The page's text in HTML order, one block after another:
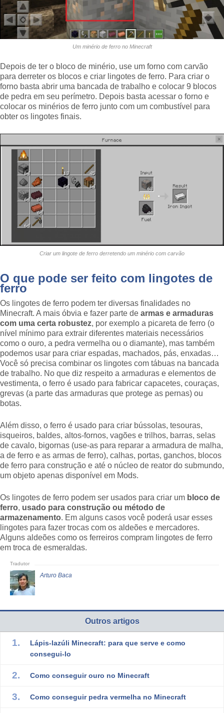
Um minério de ferro no Minecraft
Depois de ter o bloco de minério, use um forno com carvão
para derreter os blocos e criar lingotes de ferro. Para criar o
forno basta abrir uma bancada de trabalho e colocar 9 blocos
de pedra em seu perímetro. Depois basta acessar o forno e
colocar os minérios de ferro junto com um combustível para
obter os lingotes finais.
Criar um lingote de ferro derretendo um minério com carvão
O que pode ser feito com lingotes de
ferro
Os lingotes de ferro podem ter diversas finalidades no
Minecraft. A mais óbvia e fazer parte de armas e armaduras
com uma certa robustez, por exemplo a picareta de ferro (o
nível mínimo para extrair diferentes materiais necessários
como o ouro, a pedra vermelha ou o diamante), mas também
podemos usar para criar espadas, machados, pás, enxadas…
Você só precisa combinar os lingotes com tábuas na bancada
de trabalho. No que diz respeito a armaduras e elementos de
vestimenta, o ferro é usado para fabricar capacetes, couraças,
grevas (a parte das armaduras que protege as pernas) ou
botas.
Além disso, o ferro é usado para criar bússolas, tesouras,
isqueiros, baldes, altos-fornos, vagões e trilhos, barras, selas
de cavalo, bigornas (use-as para reparar a armadura de malha,
a de ferro e as armas de ferro), calhas, portas, ganchos, blocos
de ferro para construção e até o núcleo de reator do submundo,
um objeto apenas disponível em Mods.
Os lingotes de ferro podem ser usados para criar um bloco de
ferro, usado para construção ou método de
armazenamento. Em alguns casos você poderá usar esses
lingotes para fazer trocas com os aldeões e mercadores.
Alguns aldeões como os ferreiros compram lingotes de ferro
em troca de esmeraldas.
Arturo Baca
Outros artigos
Lápis-lazúli Minecraft: para que serve e como
consegui-lo
Como conseguir ouro no Minecraft
Como conseguir pedra vermelha no Minecraft